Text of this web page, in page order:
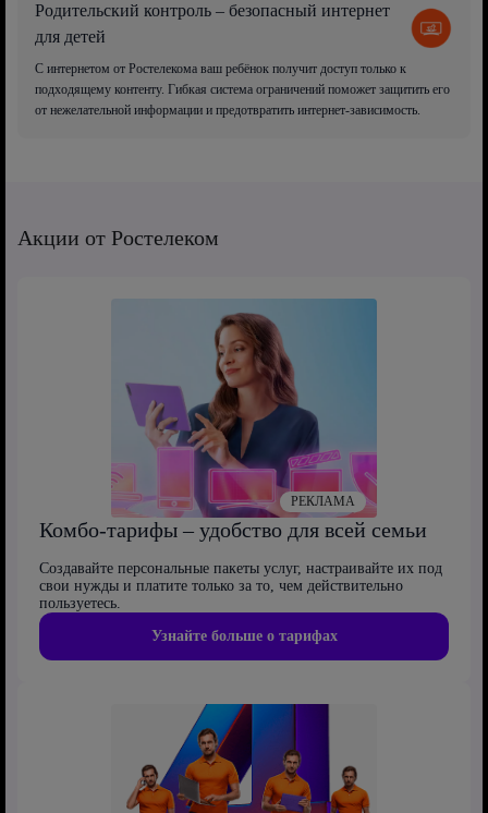
Родительский контроль – безопасный интернет
для детей
С интернетом от Ростелекома ваш ребёнок получит доступ только к
подходящему контенту. Гибкая система ограничений поможет защитить его
от нежелательной информации и предотвратить интернет-зависимость.
Акции от Ростелеком
Комбо-тарифы – удобство для всей семьи
Создавайте персональные пакеты услуг, настраивайте их под
свои нужды и платите только за то, чем действительно
пользуетесь.
Узнайте больше о тарифах
РЕКЛАМА